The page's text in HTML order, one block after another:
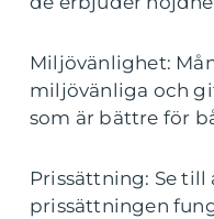
Miljövänlighet:
miljövänliga och
som är bättre för
Prissättning: Se
prissättningen